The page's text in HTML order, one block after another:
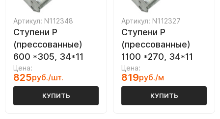
Артикул: N112348
Ступени P
(прессованные)
600 *305, 34*11
Цена:
825руб./шт.
КУПИТЬ
Артикул: N112327
Ступени P
(прессованные)
1100 *270, 34*11
Цена:
819руб./м
КУПИТЬ